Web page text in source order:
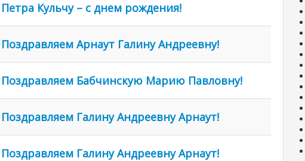
Петра Кульчу – с днем рождения!
Поздравляем Арнаут Галину Андреевну!
Поздравляем Бабчинскую Марию Павловну!
Поздравляем Галину Андреевну Арнаут!
Поздравляем Галину Андреевну Арнаут!